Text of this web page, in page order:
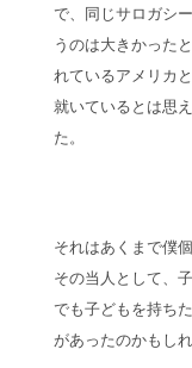
で、同じサロガシ
うのは大きかった
れているアメリカ
就いているとは思
た。
それはあくまで僕
その当人として、
でも子どもを持ち
があったのかもしれ